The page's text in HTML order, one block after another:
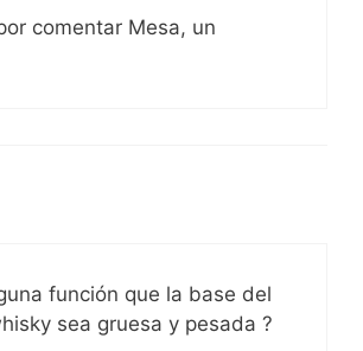
comentar Mesa, un
función que la base del
sea gruesa y pesada ?